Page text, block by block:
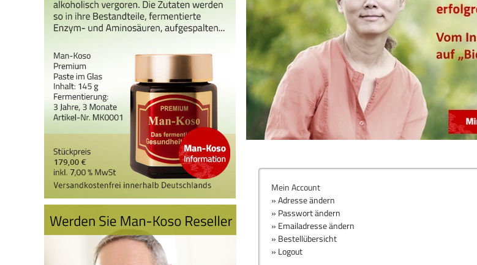
Mein Account
» Adresse ändern
» Passwort ändern
» Emailadresse ändern
» Bestellübersicht
» Logout